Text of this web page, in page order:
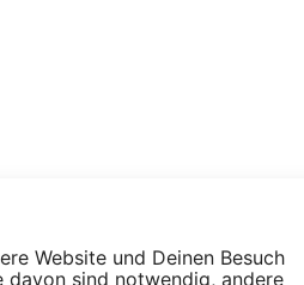
Website und Deinen Besuch
sind notwendig, andere